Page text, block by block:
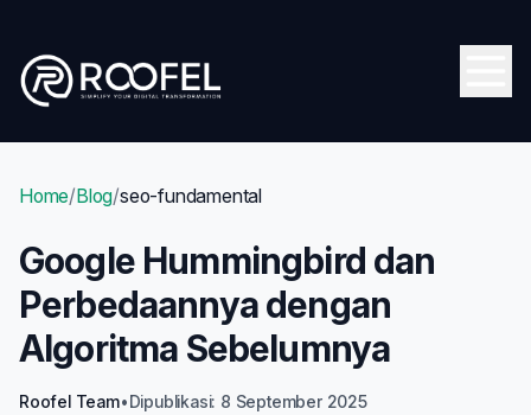
Home/Blog/seo-fundamental
Google Hummingbird dan
Perbedaannya dengan
Algoritma Sebelumnya
Roofel Team•Dipublikasi: 8 September 2025